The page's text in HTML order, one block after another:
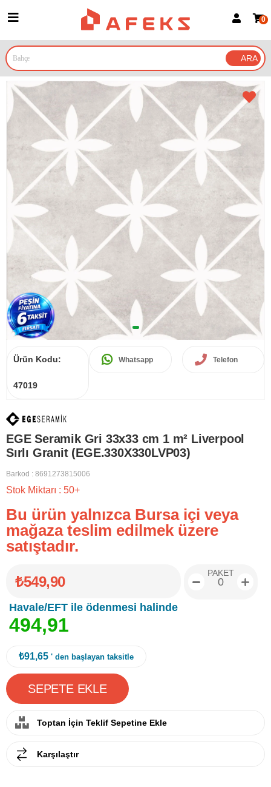
Google İle Bağlan
0
Ürün Kodu:
47019
Whatsapp Telefon
EGE Seramik Gri 33x33 cm 1 m² Liverpool
Sırlı Granit (EGE.330X330LVP03)
Barkod : 8691273815006
Stok Miktarı : 50+
Bu ürün yalnızca Bursa içi veya
mağaza teslim edilmek üzere
satıştadır.
₺549,90
Havale/EFT ile ödenmesi halinde
494,91
PAKET
₺91,65 ' den başlayan taksitle
Toptan İçin Teklif Sepetine Ekle
Karşılaştır